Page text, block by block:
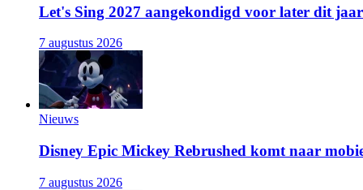
Let's Sing 2027 aangekondigd voor later dit jaar
7 augustus 2026
Nieuws
Disney Epic Mickey Rebrushed komt naar
7 augustus 2026